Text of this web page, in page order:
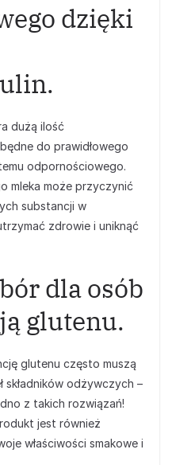
dzięki
dużą ilość
do prawidłowego
odpornościowego.
mleka może przyczynić
substancji w
zdrowie i uniknąć
dla osób
glutenu.
glutenu często muszą
składników odżywczych –
z takich rozwiązań!
jest również
właściwości smakowe i